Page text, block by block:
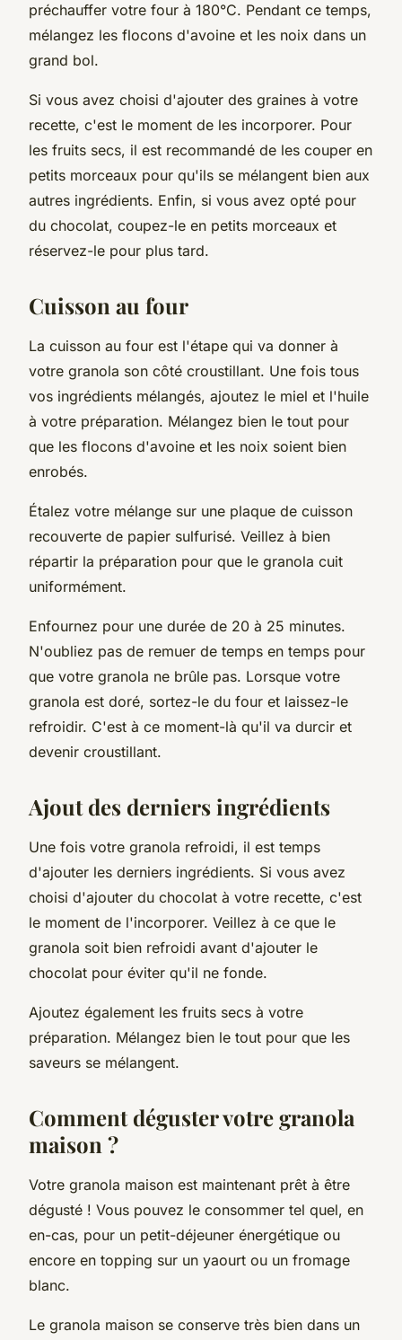
préchauffer votre four à 180°C. Pendant ce temps,
mélangez les flocons d'avoine et les noix dans un
grand bol.
Si vous avez choisi d'ajouter des graines à votre
recette, c'est le moment de les incorporer. Pour
les fruits secs, il est recommandé de les couper en
petits morceaux pour qu'ils se mélangent bien aux
autres ingrédients. Enfin, si vous avez opté pour
du chocolat, coupez-le en petits morceaux et
réservez-le pour plus tard.
Cuisson au four
La cuisson au four est l'étape qui va donner à
votre granola son côté croustillant. Une fois tous
vos ingrédients mélangés, ajoutez le miel et l'huile
à votre préparation. Mélangez bien le tout pour
que les flocons d'avoine et les noix soient bien
enrobés.
Étalez votre mélange sur une plaque de cuisson
recouverte de papier sulfurisé. Veillez à bien
répartir la préparation pour que le granola cuit
uniformément.
Enfournez pour une durée de 20 à 25 minutes.
N'oubliez pas de remuer de temps en temps pour
que votre granola ne brûle pas. Lorsque votre
granola est doré, sortez-le du four et laissez-le
refroidir. C'est à ce moment-là qu'il va durcir et
devenir croustillant.
Ajout des derniers ingrédients
Une fois votre granola refroidi, il est temps
d'ajouter les derniers ingrédients. Si vous avez
choisi d'ajouter du chocolat à votre recette, c'est
le moment de l'incorporer. Veillez à ce que le
granola soit bien refroidi avant d'ajouter le
chocolat pour éviter qu'il ne fonde.
Ajoutez également les fruits secs à votre
préparation. Mélangez bien le tout pour que les
saveurs se mélangent.
Comment déguster votre granola
maison ?
Votre granola maison est maintenant prêt à être
dégusté ! Vous pouvez le consommer tel quel, en
en-cas, pour un petit-déjeuner énergétique ou
encore en topping sur un yaourt ou un fromage
blanc.
Le granola maison se conserve très bien dans un